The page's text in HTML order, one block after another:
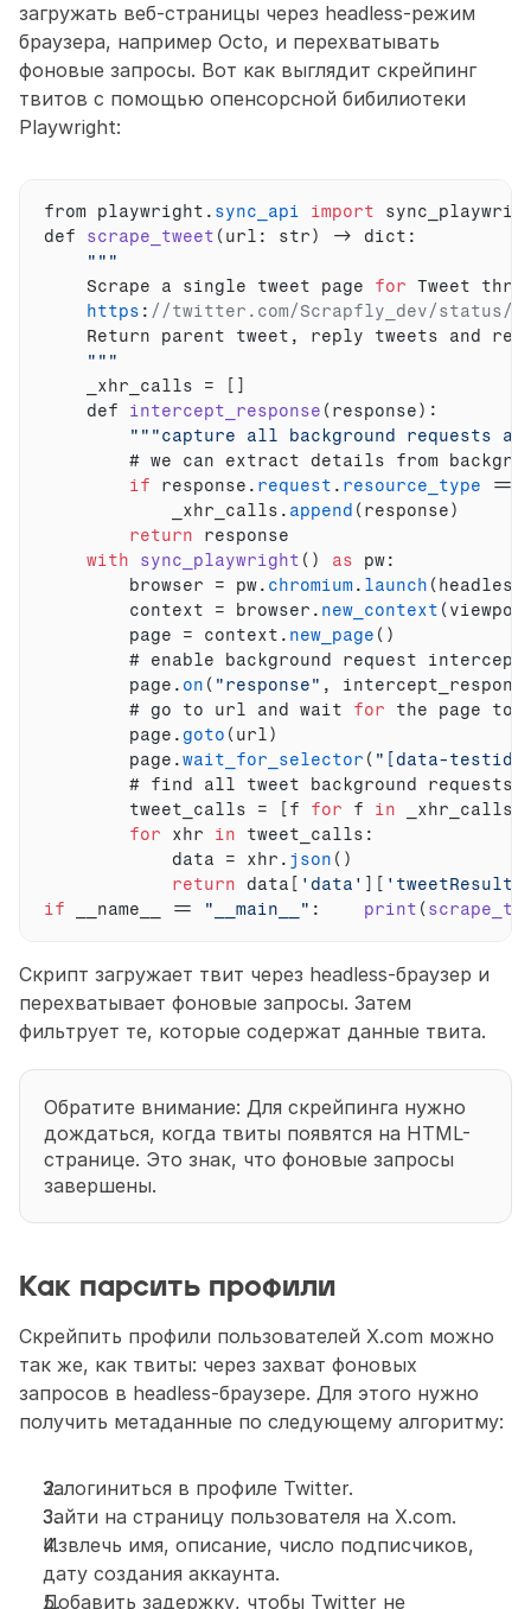
загружать веб-страницы через headless-режим
браузера, например Octo, и перехватывать
фоновые запросы. Вот как выглядит скрейпинг
твитов с помощью опенсорсной бибилиотеки
Playwright:
from playwright . sync_api import
def scrape_tweet ( url : str) -> dict :
""
Scrape a single tweet page for Tweet
https : //twitter.com/Scrapfly_dev/status/
Return parent tweet , reply tweets and
""
_xhr_calls = [ ]
def intercept_response ( response) :
"" "capture all background requests
# we can extract details from
if
response . request . resource_type ==
_xhr_calls . append ( response)
return
response
with
sync_playwright ( ) as pw:
browser = pw. chromium. launch ( headless
context = browser . new_context (
page = context . new_page ( )
# enable background request
page . on ( "response" ,
# go to url and wait for the page to
page . goto ( url)
page .wait_for_selector ( "[data-
# find all tweet background requests
tweet_calls = [ f for f in _xhr_calls
for
xhr in tweet_calls :
data = xhr . json ( )
return
data [ 'data' ] [ 'tweetResult'
if
__name__ == "__main__" : print (
Скрипт загружает твит через headless-браузер и
перехватывает фоновые запросы. Затем
фильтрует те, которые содержат данные твита.
Обратите внимание: Для скрейпинга нужно
дождаться, когда твиты появятся на HTML-
странице. Это знак, что фоновые запросы
завершены.
Как парсить профили
Скрейпить профили пользователей X.com можно
так же, как твиты: через захват фоновых
запросов в headless-браузере. Для этого нужно
получить метаданные по следующему алгоритму:
Залогиниться в профиле Twitter.
Зайти на страницу пользователя на X.com.
Извлечь имя, описание, число подписчиков,
дату создания аккаунта.
Добавить задержку, чтобы Twitter не